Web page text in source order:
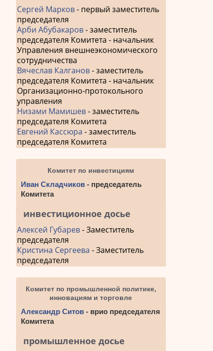
Сергей Марков- первый заместитель
председателя
Арби Абубакаров- заместитель
председателя Комитета - начальник
Управления внешнеэкономического
сотрудничества
Вячеслав Калганов- заместитель
председателя Комитета - начальник
Организационно-протокольного
управления
Низами Мамишев- заместитель
председателя Комитета
Евгений Кассюра - заместитель
председателя Комитета
Комитет по инвестициям
Иван Складчиков - председатель
Комитета
инвестиционное досье
Алексей Губарев- Заместитель
председателя
Кристина Сергеева - Заместитель
председателя
Комитет по промышленной политике,
инновациям и торговле
Александр Ситов - врио председателя
Комитета
промышленное досье